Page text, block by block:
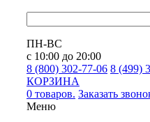
ПН-ВС
с 10:00 до 20:00
8 (800) 302-77-06 8 (499)
КОРЗИНА
0 товаров. Заказать
Меню